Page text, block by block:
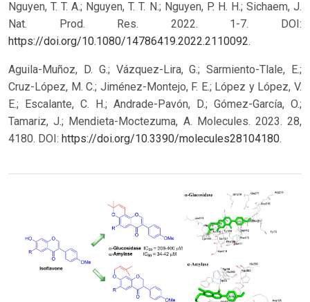
Nguyen, T. T. A.; Nguyen, T. T. N.; Nguyen, P. H. H.; Sichaem, J.
Nat. Prod. Res. 2022. 1-7. DOI:
https://doi.org/10.1080/14786419.2022.2110092.
Aguila-Muñoz, D. G.; Vázquez-Lira, G.; Sarmiento-Tlale, E.;
Cruz-López, M. C.; Jiménez-Montejo, F. E.; López y López, V.
E.; Escalante, C. H.; Andrade-Pavón, D.; Gómez-García, O.;
Tamariz, J.; Mendieta-Moctezuma, A. Molecules. 2023. 28,
4180. DOI: https://doi.org/10.3390/molecules28104180.